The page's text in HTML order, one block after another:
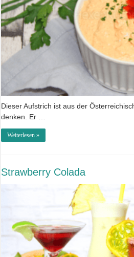
Dieser Aufstrich ist aus der
denken. Er …
Weiterlesen »
Strawberry Colada